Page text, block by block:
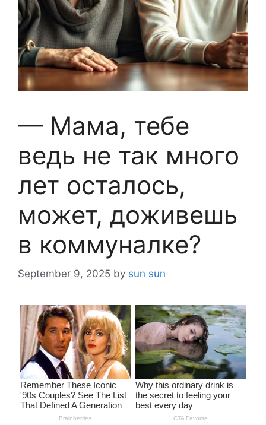
— Мама, тебе
ведь не так много
лет осталось,
может, доживешь
в коммуналке?
September 9, 2025 by sun sun